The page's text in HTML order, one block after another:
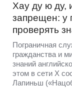
Хау ду ю ду,
запрещен: у
проверять
Пограничная
гражданства и
знаний
этом в сети Х
Лапиньш